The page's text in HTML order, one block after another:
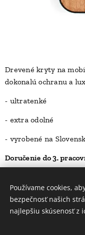
Drevené kryty na
dokonalú ochranu a
- ultratenké
- extra odolné
- vyrobené na
Doručenie do 3.
23,00Kč
Používame cookies,
bezpečnosť našich
najlepšiu skúsenosť z